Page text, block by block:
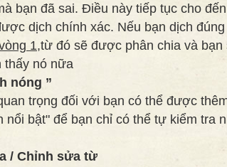
bạn đã sai. Điều này tiếp tục cho
dịch chính xác. Nếu bạn dịch
1,từ đó sẽ được phân chia và bạn
thấy nó nữa
nóng ”
trọng đối với bạn có thể được
nổi bật" để bạn chỉ có thể tự kiểm tra
/ Chỉnh sửa từ